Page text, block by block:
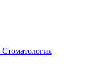
Стоматология